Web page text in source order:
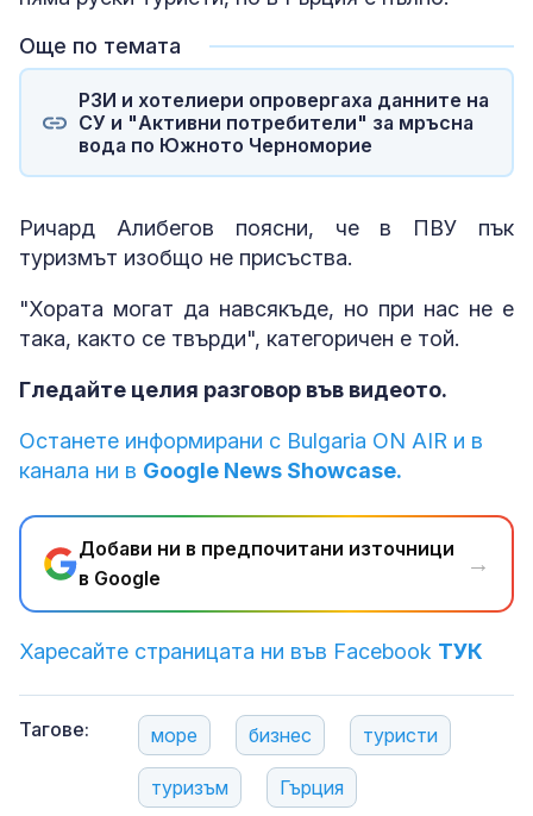
Още по темата
РЗИ и хотелиери опровергаха данните на
СУ и "Активни потребители" за мръсна
вода по Южното Черноморие
Ричард Алибегов поясни, че в ПВУ пък
туризмът изобщо не присъства.
"Хората могат да навсякъде, но при нас не е
така, както се твърди", категоричен е той.
Гледайте целия разговор във видеото.
Останете информирани с Bulgaria ON AIR и в
канала ни в Google News Showcase.
Добави ни в предпочитани източници
в Google
→
Харесайте страницата ни във Facebook ТУК
Тагове: море бизнес туристи
туризъм Гърция